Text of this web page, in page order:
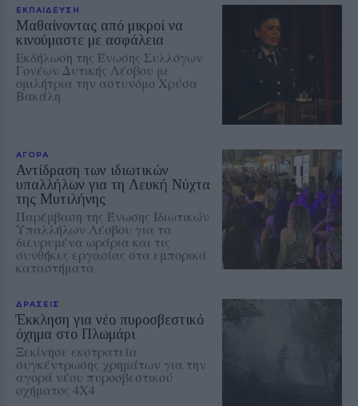
ΕΚΠΑΙΔΕΥΣΗ
Μαθαίνοντας από μικροί να
κινούμαστε με ασφάλεια
Εκδήλωση της Ένωσης Συλλόγων
Γονέων Δυτικής Λέσβου με
ομιλήτρια την αστυνόμο Χρύσα
Βακάλη
ΑΓΟΡΑ
Αντίδραση των ιδιωτικών
υπαλλήλων για τη Λευκή Νύχτα
της Μυτιλήνης
Παρέμβαση της Ένωσης Ιδιωτικών
Υπαλλήλων Λέσβου για τα
διευρυμένα ωράρια και τις
συνθήκες εργασίας στα εμπορικά
καταστήματα
ΔΡΑΣΕΙΣ
Έκκληση για νέο πυροσβεστικό
όχημα στο Πλωμάρι
Ξεκίνησε εκστρατεία
συγκέντρωσης χρημάτων για την
αγορά νέου πυροσβεστικού
οχήματος 4Χ4